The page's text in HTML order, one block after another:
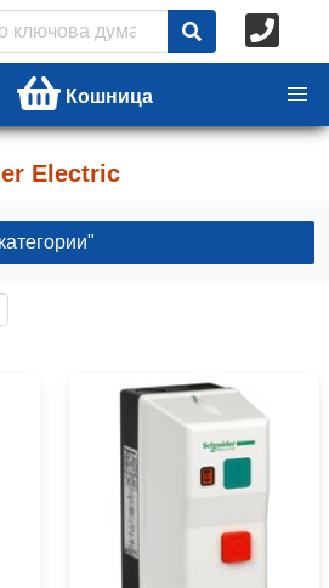
Кошница
Electric